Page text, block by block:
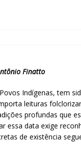
Finatto
Indígenas, tem
leituras
profundas que
essa data exige
de existência